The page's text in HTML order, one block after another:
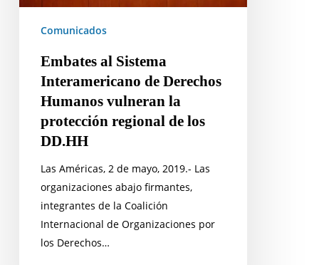
la
protección
DD.HH
Comunicados
Embates al Sistema
Interamericano de Derechos
Humanos vulneran la
protección regional de los
DD.HH
Las Américas, 2 de mayo, 2019.- Las
organizaciones abajo firmantes,
integrantes de la Coalición
Internacional de Organizaciones por
los Derechos…